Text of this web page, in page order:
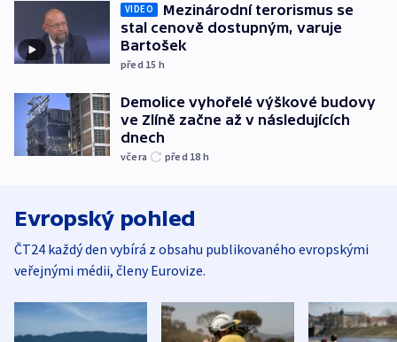
VIDEO
Mezinárodní terorismus se
stal cenově dostupným, varuje
Bartošek
před 15 h
Demolice vyhořelé výškové budovy
ve Zlíně začne až v následujících
dnech
včera před 18 h
Evropský pohled
ČT24 každý den vybírá z obsahu publikovaného evropskými
veřejnými médii, členy Eurovize.